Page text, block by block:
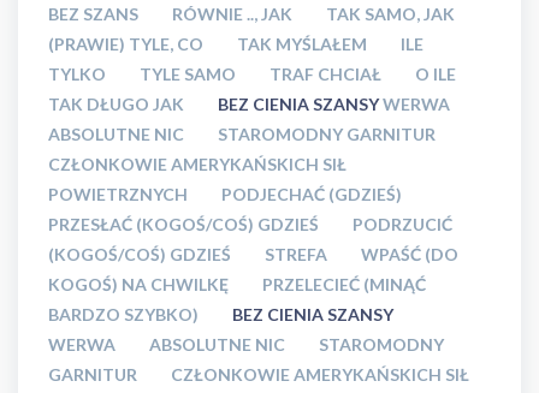
BEZ SZANS RÓWNIE .., JAK
TAK SAMO, JAK
(PRAWIE) TYLE, CO
TAK MYŚLAŁEM
ILE
TYLKO
TYLE SAMO TRAF CHCIAŁ
O ILE
TAK DŁUGO JAK
BEZ CIENIA SZANSYWERWA
ABSOLUTNE NIC
STAROMODNY GARNITUR
CZŁONKOWIE AMERYKAŃSKICH SIŁ
POWIETRZNYCH
PODJECHAĆ (GDZIEŚ)
PRZESŁAĆ (KOGOŚ/COŚ) GDZIEŚ
PODRZUCIĆ
(KOGOŚ/COŚ) GDZIEŚ
STREFA
WPAŚĆ (DO
KOGOŚ) NA CHWILKĘ
PRZELECIEĆ (MINĄĆ
BARDZO SZYBKO)
BEZ CIENIA SZANSY
WERWA
ABSOLUTNE NIC
STAROMODNY
GARNITUR
CZŁONKOWIE AMERYKAŃSKICH SIŁ